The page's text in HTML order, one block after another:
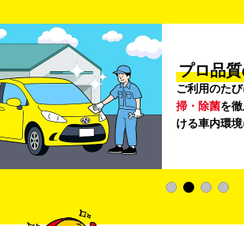
プロ品
ご利用のた
掃・除菌を
ける車内環